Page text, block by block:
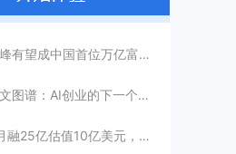
望成中国首位万亿富豪？AI理工男
图谱：AI创业的下一个万亿赛道
25亿估值10亿美元，王长虎增长